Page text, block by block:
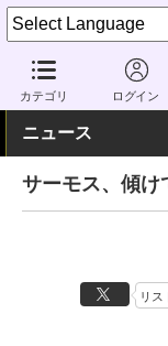
カテゴリ ログイン
家電 Watch その他・
ニュース
サーモス、傾け
リス